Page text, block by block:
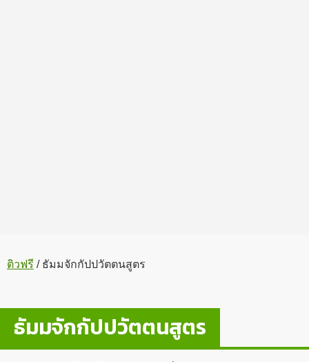
ติวฟรี /ธัมมจักกัปปวัตตนสูตร
ธัมมจักกัปปวัตตนสูตร